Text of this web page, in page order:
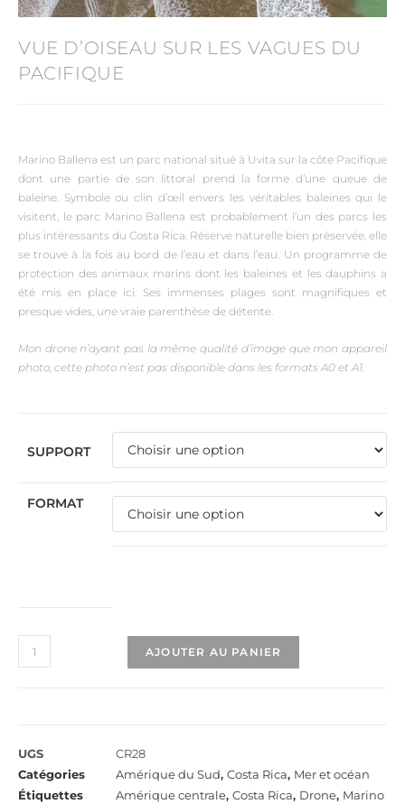
VUE D’OISEAU SUR LES VAGUES DU
PACIFIQUE
Marino Ballena est un parc national situé à Uvita sur la côte Pacifique
dont une partie de son littoral prend la forme d’une queue de
baleine. Symbole ou clin d’œil envers les véritables baleines qui le
visitent, le parc Marino Ballena est probablement l’un des parcs les
plus intéressants du Costa Rica. Réserve naturelle bien préservée, elle
se trouve à la fois au bord de l’eau et dans l’eau. Un programme de
protection des animaux marins dont les baleines et les dauphins a
été mis en place ici. Ses immenses plages sont magnifiques et
presque vides, une vraie parenthèse de détente.
Mon drone n’ayant pas la même qualité d’image que mon appareil
photo, cette photo n’est pas disponible dans les formats A0 et A1.
SUPPORT
FORMAT
AJOUTER AU PANIER
UGS
CR28
Catégories
Amérique du Sud, Costa Rica, Mer et océan
Étiquettes
Amérique centrale, Costa Rica, Drone, Marino